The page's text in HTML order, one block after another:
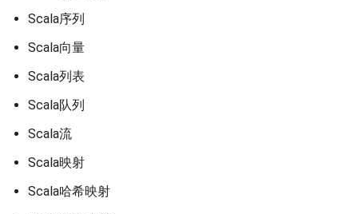
Scala序列
Scala向量
Scala列表
Scala队列
Scala流
Scala映射
Scala哈希映射